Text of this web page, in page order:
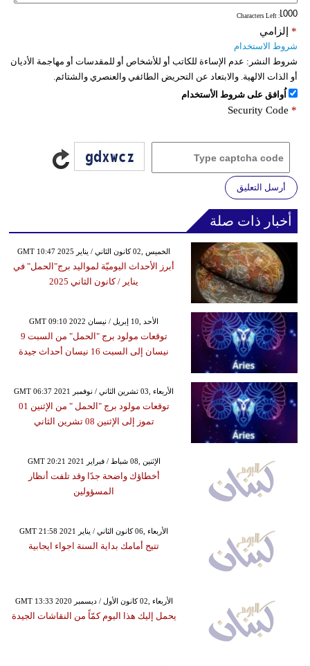
: Characters Left
إلزامي *
شروط الاستخدام
شروط النشر: عدم الإساءة للكاتب أو للأشخاص أو للمقدسات أو مهاجمة الأديان
أو الذات الالهية. والابتعاد عن التحريض الطائفي والعنصري والشتائم.
اُوافق على شروط الأستخدام
Security Code *
أرسل التعليق
أخبار ذات صلة
GMT 10:47 2025 الخميس ,02 كانون الثاني / يناير
أبرز الأحداث اليوميّة لمواليد برج"الحمل" في
يناير / كانون الثاني 2025
GMT 09:10 2022 الأحد ,10 إبريل / نيسان
توقعات مولود برج "الحمل" من السبت 9
نيسان إلى السبت 16 نيسان أحداث جيدة
GMT 06:37 2021 الأربعاء ,03 تشرين الثاني / نوفمبر
توقعات مولود برج "الحمل " من الإثنين 01
تموز إلى الإثنين 08 تشرين الثاني
GMT 20:21 2021 الإثنين ,08 شباط / فبراير
أخطاؤك واضحة جدًا وقد تلفت أنظار
المسؤولين
GMT 21:58 2021 الأربعاء ,06 كانون الثاني / يناير
تتيح أمامك بداية السنة اجواء ايجابية
GMT 13:33 2020 الأربعاء ,02 كانون الأول / ديسمبر
يحمل إليك هذا اليوم كمّاً من النقاشات الجيدة